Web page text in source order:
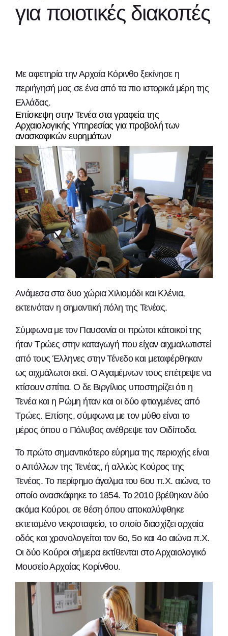
για ποιοτικές διακοπές
Με αφετηρία την Αρχαία Κόρινθο ξεκίνησε η
περιήγησή μας σε ένα από τα πιο ιστορικά μέρη της
Ελλάδας.
Επίσκεψη στην Τενέα στα γραφεία της
Αρχαιολογικής Υπηρεσίας για προβολή των
ανασκαφικών ευρημάτων
Ανάμεσα στα δυο χώρια Χιλιομόδι και Κλένια,
εκτεινόταν η σημαντική πόλη της Τενέας.
Σύμφωνα με τον Παυσανία οι πρώτοι κάτοικοί της
ήταν Τρώες στην καταγωγή που είχαν αιχμαλωτιστεί
από τους Έλληνες στην Τένεδο και μεταφέρθηκαν
ως αιχμάλωτοι εκεί. Ο Αγαμέμνων τους επέτρεψε να
κτίσουν σπίτια. Ο δε Βιργίλιος υποστηρίζει ότι η
Τενέα και η Ρώμη ήταν και οι δύο φτιαγμένες από
Τρώες. Επίσης, σύμφωνα με τον μύθο είναι το
μέρος όπου ο Πόλυβος ανέθρεψε τον Οιδίποδα.
Το πρώτο σημαντικότερο εύρημα της περιοχής είναι
ο Απόλλων της Τενέας, ή αλλιώς Κούρος της
Τενέας. Το περίφημο άγαλμα του 6ου π.Χ. αιώνα, το
οποίο ανασκάφηκε το 1854. Το 2010 βρέθηκαν δύο
ακόμα Κούροι, σε θέση όπου αποκαλύφθηκε
εκτεταμένο νεκροταφείο, το οποίο διασχίζει αρχαία
οδός και χρονολογείται τον 6ο, 5ο και 4ο αιώνα π.Χ.
Οι δύο Κούροι σήμερα εκτίθενται στο Αρχαιολογικό
Μουσείο Αρχαίας Κορίνθου.